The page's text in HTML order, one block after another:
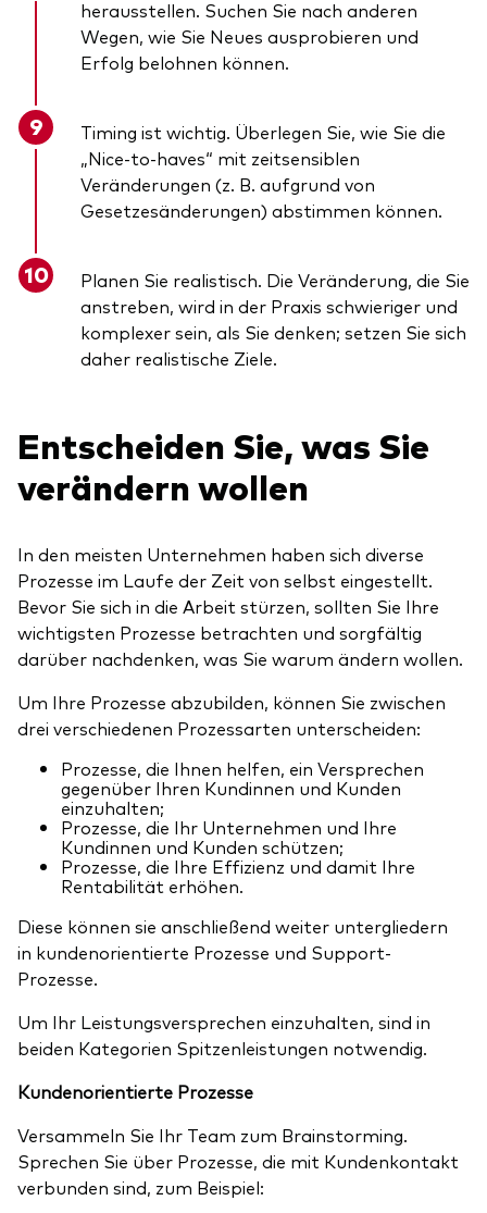
herausstellen. Suchen Sie nach anderen
Wegen, wie Sie Neues ausprobieren und
Erfolg belohnen können.
Timing ist wichtig. Überlegen Sie, wie Sie die
„Nice-to-haves“ mit zeitsensiblen
Veränderungen (z. B. aufgrund von
Gesetzesänderungen) abstimmen können.
Planen Sie realistisch. Die Veränderung, die Sie
anstreben, wird in der Praxis schwieriger und
komplexer sein, als Sie denken; setzen Sie sich
daher realistische Ziele.
Entscheiden Sie, was Sie
verändern wollen
In den meisten Unternehmen haben sich diverse
Prozesse im Laufe der Zeit von selbst eingestellt.
Bevor Sie sich in die Arbeit stürzen, sollten Sie Ihre
wichtigsten Prozesse betrachten und sorgfältig
darüber nachdenken, was Sie warum ändern wollen.
Um Ihre Prozesse abzubilden, können Sie zwischen
drei verschiedenen Prozessarten unterscheiden:
Prozesse, die Ihnen helfen, ein Versprechen
gegenüber Ihren Kundinnen und Kunden
einzuhalten;
Prozesse, die Ihr Unternehmen und Ihre
Kundinnen und Kunden schützen;
Prozesse, die Ihre Effizienz und damit Ihre
Rentabilität erhöhen.
Diese können sie anschließend weiter untergliedern
in kundenorientierte Prozesse und Support-
Prozesse.
Um Ihr Leistungsversprechen einzuhalten, sind in
beiden Kategorien Spitzenleistungen notwendig.
Kundenorientierte Prozesse
Versammeln Sie Ihr Team zum Brainstorming.
Sprechen Sie über Prozesse, die mit Kundenkontakt
verbunden sind, zum Beispiel: